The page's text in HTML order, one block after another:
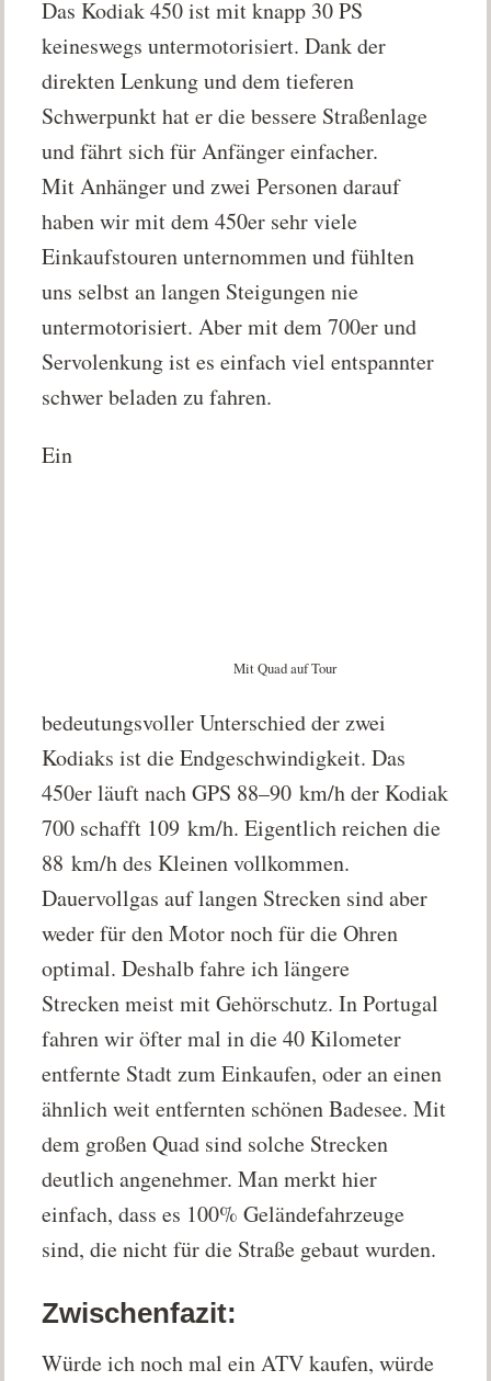
Das Kodiak 450 ist mit knapp 30 PS
keineswegs untermotorisiert. Dank der
direkten Lenkung und dem tieferen
Schwerpunkt hat er die bessere Straßenlage
und fährt sich für Anfänger einfacher.
Mit Anhänger und zwei Personen darauf
haben wir mit dem 450er sehr viele
Einkaufstouren unternommen und fühlten
uns selbst an langen Steigungen nie
untermotorisiert. Aber mit dem 700er und
Servolenkung ist es einfach viel entspannter
schwer beladen zu fahren.
Mit Quad auf Tour
Ein
bedeutungsvoller Unterschied der zwei
Kodiaks ist die Endgeschwindigkeit. Das
450er läuft nach GPS 88–90 km/h der Kodiak
700 schafft 109 km/h. Eigentlich reichen die
88 km/h des Kleinen vollkommen.
Dauervollgas auf langen Strecken sind aber
weder für den Motor noch für die Ohren
optimal. Deshalb fahre ich längere
Strecken meist mit Gehörschutz. In Portugal
fahren wir öfter mal in die 40 Kilometer
entfernte Stadt zum Einkaufen, oder an einen
ähnlich weit entfernten schönen Badesee. Mit
dem großen Quad sind solche Strecken
deutlich angenehmer. Man merkt hier
einfach, dass es 100% Geländefahrzeuge
sind, die nicht für die Straße gebaut wurden.
Zwischenfazit:
Würde ich noch mal ein ATV kaufen, würde